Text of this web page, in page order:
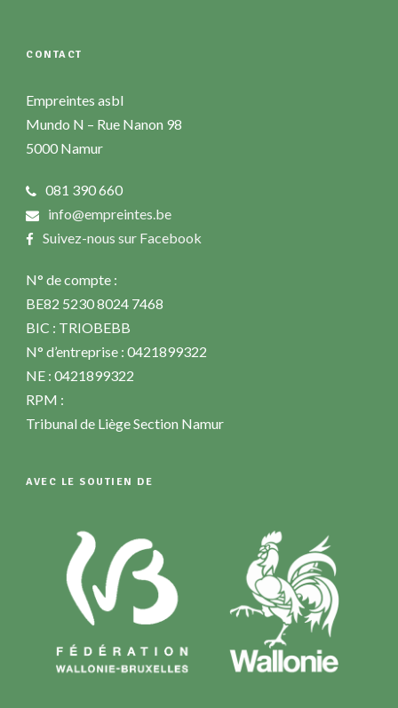
CONTACT
Empreintes asbl
Mundo N – Rue Nanon 98
5000 Namur
081 390 660
info@empreintes.be
Suivez-nous sur Facebook
N° de compte :
BE82 5230 8024 7468
BIC : TRIOBEBB
N° d’entreprise : 0421899322
NE : 0421899322
RPM :
Tribunal de Liège Section Namur
AVEC LE SOUTIEN DE